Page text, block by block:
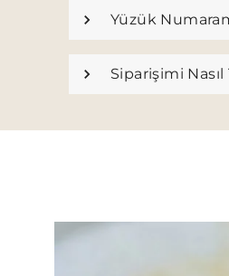
Yüzük
Siparişimi